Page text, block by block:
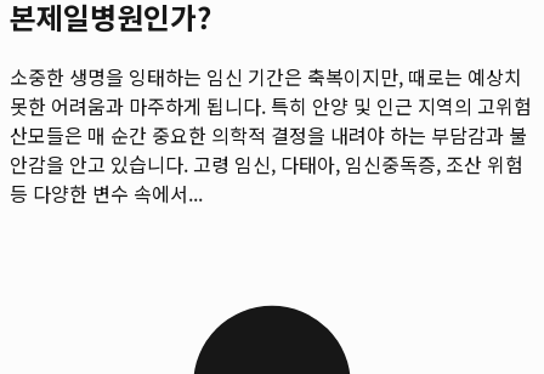
본제일병원인가?
소중한 생명을 잉태하는 임신 기간은 축복이지만, 때로는 예상치
못한 어려움과 마주하게 됩니다. 특히 안양 및 인근 지역의 고위험
산모들은 매 순간 중요한 의학적 결정을 내려야 하는 부담감과 불
안감을 안고 있습니다. 고령 임신, 다태아, 임신중독증, 조산 위험
등 다양한 변수 속에서...